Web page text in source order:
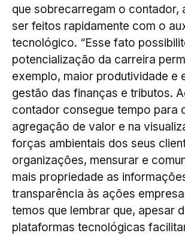
que sobrecarregam o contador,
ser feitos rapidamente com o
tecnológico. “Esse fato
potencialização da carreira
exemplo, maior produtividade e
gestão das finanças e tributos.
contador consegue tempo para
agregação de valor e na
forças ambientais dos seus
organizações, mensurar e
mais propriedade as
transparência às ações
temos que lembrar que, apesar
plataformas tecnológicas